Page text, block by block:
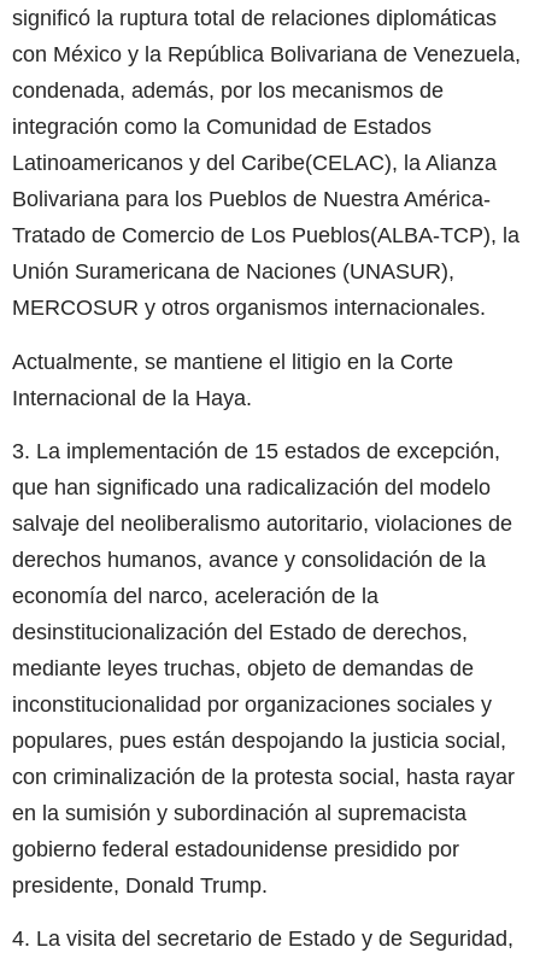
significó la ruptura total de relaciones diplomáticas
con México y la República Bolivariana de Venezuela,
condenada, además, por los mecanismos de
integración como la Comunidad de Estados
Latinoamericanos y del Caribe(CELAC), la Alianza
Bolivariana para los Pueblos de Nuestra América-
Tratado de Comercio de Los Pueblos(ALBA-TCP), la
Unión Suramericana de Naciones (UNASUR),
MERCOSUR y otros organismos internacionales.
Actualmente, se mantiene el litigio en la Corte
Internacional de la Haya.
3. La implementación de 15 estados de excepción,
que han significado una radicalización del modelo
salvaje del neoliberalismo autoritario, violaciones de
derechos humanos, avance y consolidación de la
economía del narco, aceleración de la
desinstitucionalización del Estado de derechos,
mediante leyes truchas, objeto de demandas de
inconstitucionalidad por organizaciones sociales y
populares, pues están despojando la justicia social,
con criminalización de la protesta social, hasta rayar
en la sumisión y subordinación al supremacista
gobierno federal estadounidense presidido por
presidente, Donald Trump.
4. La visita del secretario de Estado y de Seguridad,